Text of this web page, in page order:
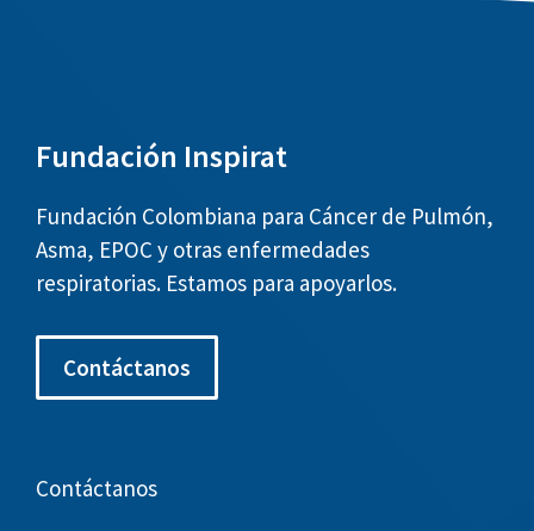
Fundación Inspirat
Fundación Colombiana para Cáncer de Pulmón,
Asma, EPOC y otras enfermedades
respiratorias. Estamos para apoyarlos.
Contáctanos
Contáctanos